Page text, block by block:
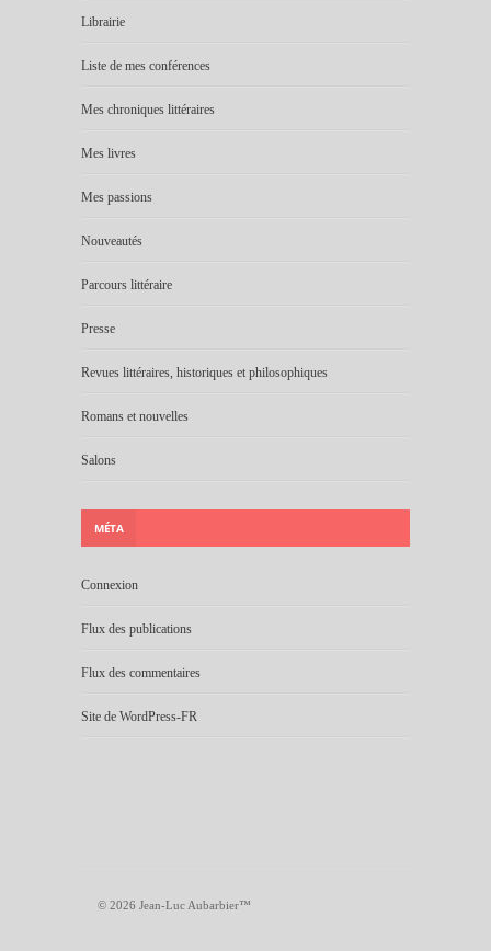
Librairie
Liste de mes conférences
Mes chroniques littéraires
Mes livres
Mes passions
Nouveautés
Parcours littéraire
Presse
Revues littéraires, historiques et philosophiques
Romans et nouvelles
Salons
MÉTA
Connexion
Flux des publications
Flux des commentaires
Site de WordPress-FR
© 2026 Jean-Luc Aubarbier™